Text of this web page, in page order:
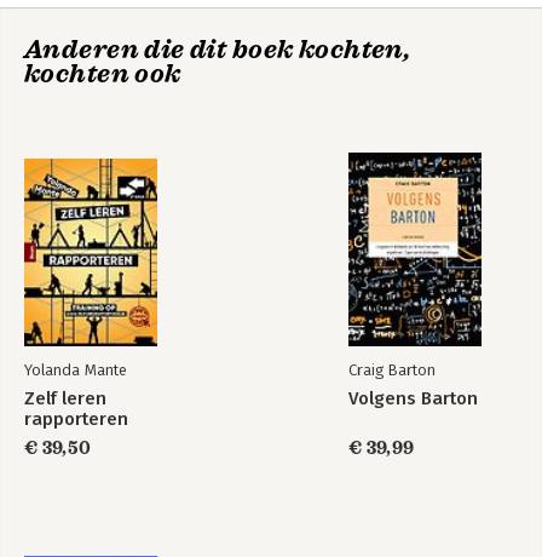
Praktijkonderzoek
voor sociaal werk
Voor de
verandering
Anderen die dit boek kochten,
kochten ook
Yolanda Mante
Zelf leren
rapporteren
€ 39,50
Craig Barton
Volgens Barton
€ 39,99